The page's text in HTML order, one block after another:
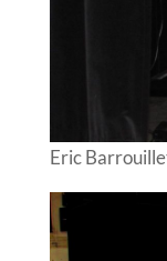
Eric